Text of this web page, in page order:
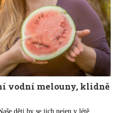
vodní melouny, klidně
děti by se jich nejen v létě…